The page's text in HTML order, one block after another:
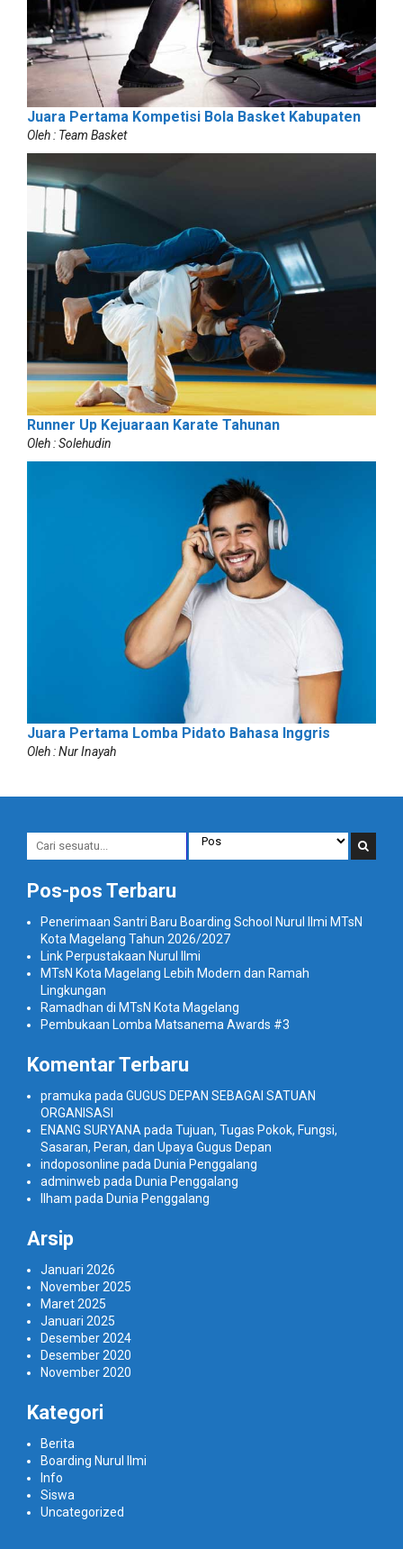
Juara Pertama Kompetisi Bola Basket Kabupaten
Oleh : Team Basket
Runner Up Kejuaraan Karate Tahunan
Oleh : Solehudin
Juara Pertama Lomba Pidato Bahasa Inggris
Oleh : Nur Inayah
Pos-pos Terbaru
Penerimaan Santri Baru Boarding School Nurul Ilmi MTsN
Kota Magelang Tahun 2026/2027
Link Perpustakaan Nurul Ilmi
MTsN Kota Magelang Lebih Modern dan Ramah
Lingkungan
Ramadhan di MTsN Kota Magelang
Pembukaan Lomba Matsanema Awards #3
Komentar Terbaru
pramuka pada GUGUS DEPAN SEBAGAI SATUAN
ORGANISASI
ENANG SURYANA pada Tujuan, Tugas Pokok, Fungsi,
Sasaran, Peran, dan Upaya Gugus Depan
indoposonline pada Dunia Penggalang
adminweb pada Dunia Penggalang
Ilham pada Dunia Penggalang
Arsip
Januari 2026
November 2025
Maret 2025
Januari 2025
Desember 2024
Desember 2020
November 2020
Kategori
Berita
Boarding Nurul Ilmi
Info
Siswa
Uncategorized